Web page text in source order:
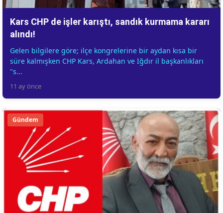
Kars CHP de işler karıştı, sandık kurmama kararı
alındı!
Gelen bilgilere göre; ilçe kongrelerine bir aydan kısa bir
süre kalmışken CHP Kars, Ardahan ve Iğdır il başkanlıkları
"s...
11 ay önce
Gündem